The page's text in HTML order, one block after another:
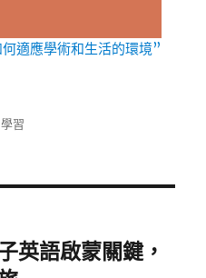
適應學術和生活的環境”
分
學習
英語啟蒙關鍵，